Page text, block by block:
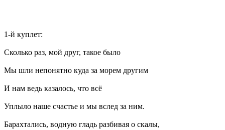
1-й куплет:
Сколько раз, мой друг, такое было
Мы шли непонятно куда за морем другим
И нам ведь казалось, что всё
Уплыло наше счастье и мы вслед за ним.
Барахтались, водную гладь разбивая о скалы,